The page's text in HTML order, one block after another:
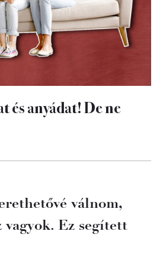
és anyádat! De ne
válnom,
Ez segített